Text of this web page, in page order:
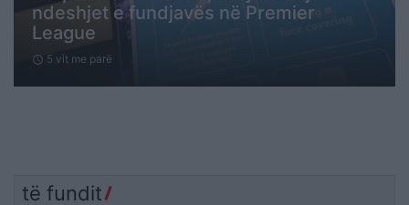
ndeshjet e fundjavës në Premier
League
schedule 5 vit me parë
të fundit